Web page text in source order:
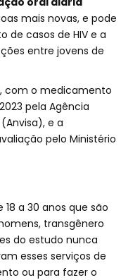
mais novas, e pode
de casos de HIV e a
entre jovens de
com o medicamento
pela Agência
e a
pelo Ministério
a 30 anos que são
transgênero
do estudo nunca
esses serviços de
ou para fazer o